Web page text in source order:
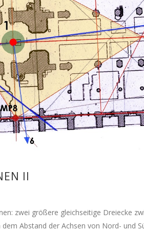
II
zwei größere gleichseitige Dreiecke
Abstand der Achsen von Nord- und